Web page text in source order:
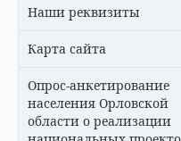
Наши реквизиты
Карта сайта
Опрос-анкетирование
населения Орловской
области о реализации